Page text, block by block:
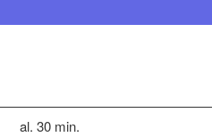
al. 30 min.